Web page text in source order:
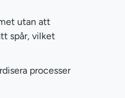
utan att
spår, vilket
processer